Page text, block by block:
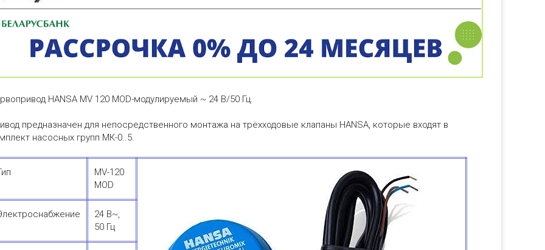
HANSA MV 120 MОD-модулируемый ~ 24 В/50 Гц.
предназначен для непосредственного монтажа на трёхходовые клапаны HANSA, которые входят в
насосных групп МК-0..5.
MV-120
MОD
24 В~,
50 Гц